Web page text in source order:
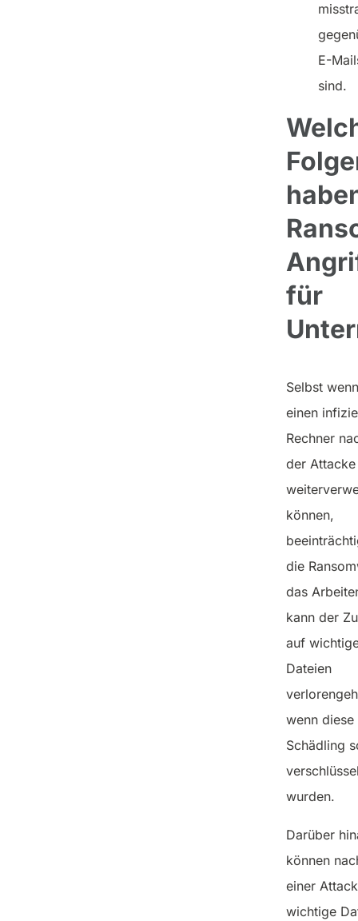
E-
sind.
für
Selbst
einen
Rechner
der
können,
die
das
kann der
auf
Dateien
wenn
Schädling
wurden.
Darüber
können
einer
wichtige